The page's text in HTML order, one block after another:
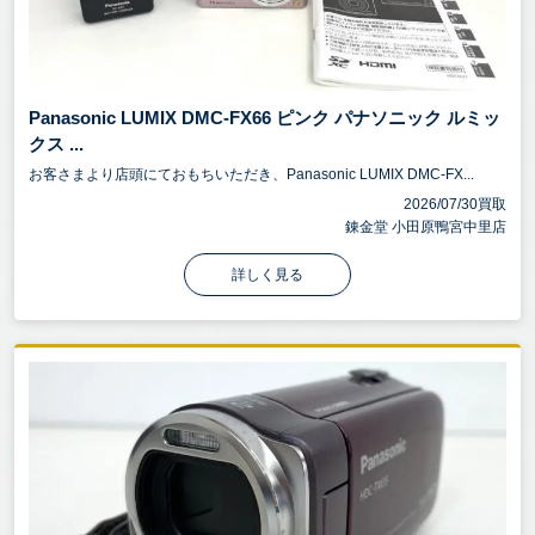
Panasonic LUMIX DMC-FX66 ピンク パナソニック ルミッ
クス ...
お客さまより店頭にておもちいただき、Panasonic LUMIX DMC-FX...
2026/07/30買取
錬金堂 小田原鴨宮中里店
詳しく見る